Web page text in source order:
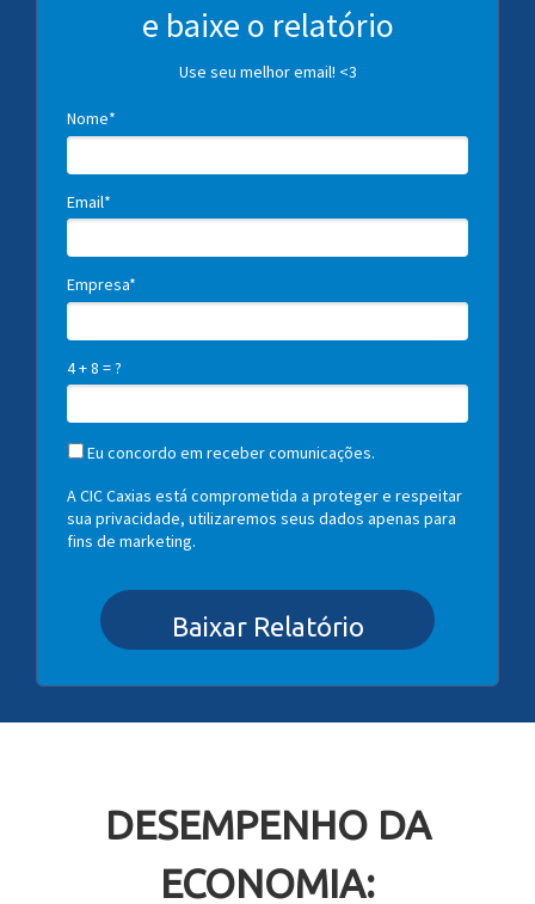
e baixe o relatório
Use seu melhor email! <3
Nome*
Email*
Empresa*
4 + 8 = ?
Eu concordo em receber comunicações.
A CIC Caxias está comprometida a proteger e respeitar
sua privacidade, utilizaremos seus dados apenas para
fins de marketing.
Baixar Relatório
DESEMPENHO DA
ECONOMIA: